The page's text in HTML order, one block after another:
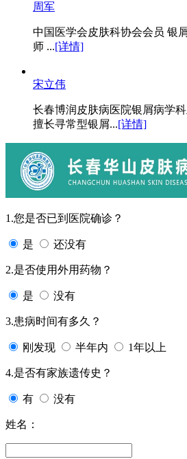
周军
中国医学会皮肤科协会会员 银
师 ...[详情]
宋立伟
长春博润皮肤病医院银屑病学
擅长寻常型银屑...[详情]
1.您是否已到医院确诊？
是 还没有
2.是否使用外用药物？
是 没有
3.患病时间有多久？
刚发现 半年内 1年以上
4.是否有家族遗传史？
有 没有
姓名：